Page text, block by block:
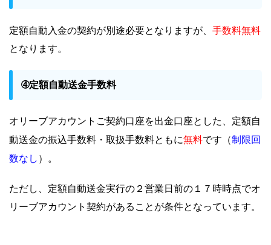
定額自動入金の契約が別途必要となりますが、 手数料無料
となります。
➃定額自動送金手数料
オリーブアカウントご契約口座を出金口座とした、定額自
動送金の振込手数料・取扱手数料ともに無料です（制限回
数なし ）。
ただし、定額自動送金実行の２営業日前の１７時時点でオ
リーブアカウント契約があることが条件となっています。